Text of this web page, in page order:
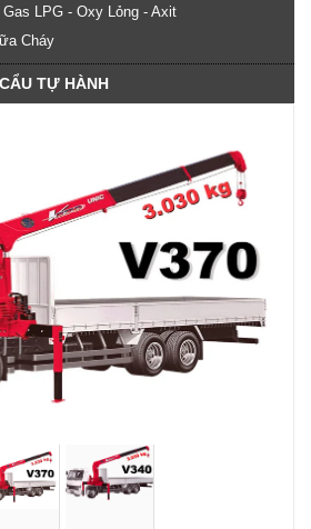
LPG - Oxy Lỏng - Axit
Cháy
TỰ HÀNH